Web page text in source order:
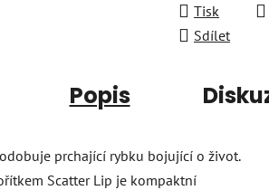
Tisk
Sdílet
Popis
prchající rybku bojující o život.
Scatter Lip je kompaktní